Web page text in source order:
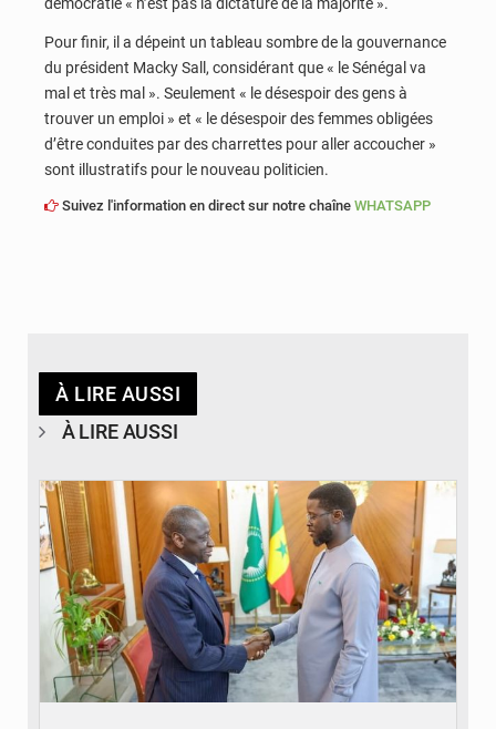
Pour finir, il a dépeint un tableau sombre de la gouvernance
du président Macky Sall, considérant que « le Sénégal va
mal et très mal ». Seulement « le désespoir des gens à
trouver un emploi » et « le désespoir des femmes obligées
d’être conduites par des charrettes pour aller accoucher »
sont illustratifs pour le nouveau politicien.
Suivez l'information en direct sur notre chaîne WHATSAPP
À LIRE AUSSI
À LIRE AUSSI